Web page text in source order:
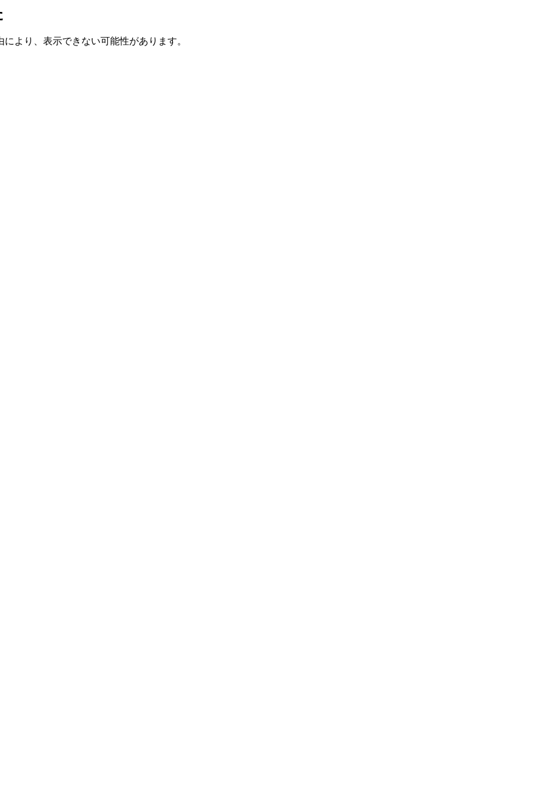
より、表示できない可能性があります。